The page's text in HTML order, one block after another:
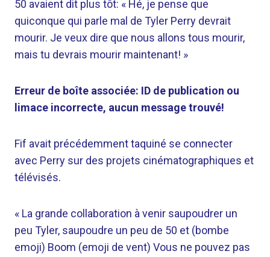
50 avaient dit plus tôt: « Hé, je pense que
quiconque qui parle mal de Tyler Perry devrait
mourir. Je veux dire que nous allons tous mourir,
mais tu devrais mourir maintenant! »
Erreur de boîte associée: ID de publication ou
limace incorrecte, aucun message trouvé!
Fif avait précédemment taquiné se connecter
avec Perry sur des projets cinématographiques et
télévisés.
« La grande collaboration à venir saupoudrer un
peu Tyler, saupoudre un peu de 50 et (bombe
emoji) Boom (emoji de vent) Vous ne pouvez pas